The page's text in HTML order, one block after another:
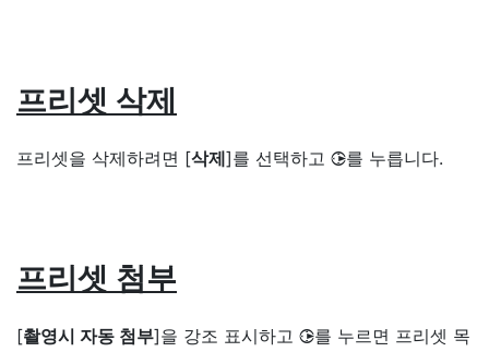
프리셋 삭제
프리셋을 삭제하려면 [삭제]를 선택하고 2를 누릅니다.
프리셋 첨부
[촬영시 자동 첨부]을 강조 표시하고 2를 누르면 프리셋 목